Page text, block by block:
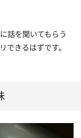
話を聞いてもらう
できるはずです。